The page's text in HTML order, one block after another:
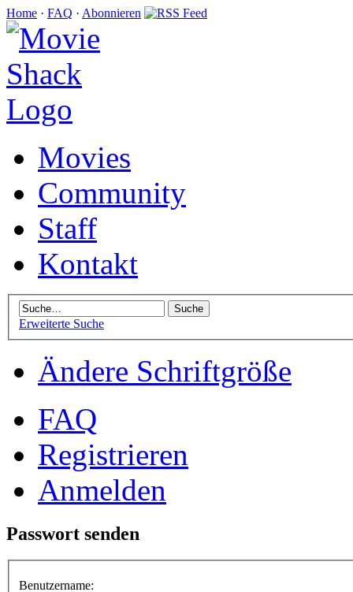
Home · FAQ · Abonnieren
Movies
Community
Staff
Kontakt
Erweiterte Suche
Ändere Schriftgröße
FAQ
Registrieren
Anmelden
Passwort senden
Benutzername: